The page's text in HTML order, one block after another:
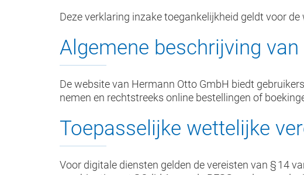
Deze verklaring inzake toegankelijkheid geldt voor
Algemene beschrijving
De website van Hermann Otto GmbH biedt
nemen en rechtstreeks online bestellingen of
Toepasselijke wettelijke
Voor digitale diensten gelden de vereisten van § 14